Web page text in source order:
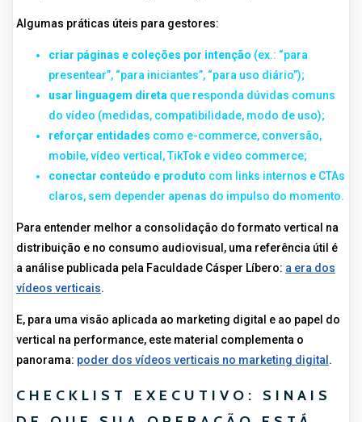
Algumas práticas úteis para gestores:
criar páginas e coleções por intenção (ex.: “para
presentear”, “para iniciantes”, “para uso diário”);
usar linguagem direta que responda dúvidas comuns
do vídeo (medidas, compatibilidade, modo de uso);
reforçar entidades como e-commerce, conversão,
mobile, vídeo vertical, TikTok e video commerce;
conectar conteúdo e produto com links internos e CTAs
claros, sem depender apenas do impulso do momento.
Para entender melhor a consolidação do formato vertical na
distribuição e no consumo audiovisual, uma referência útil é
a análise publicada pela Faculdade Cásper Líbero: a era dos
vídeos verticais.
E, para uma visão aplicada ao marketing digital e ao papel do
vertical na performance, este material complementa o
panorama: poder dos vídeos verticais no marketing digital .
CHECKLIST EXECUTIVO: SINAIS